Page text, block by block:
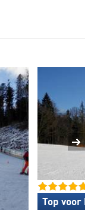
Top voor